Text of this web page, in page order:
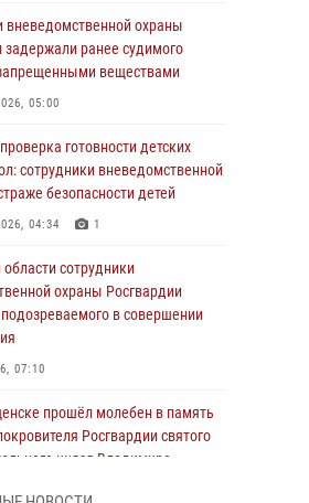
вневедомственной охраны
задержали ранее судимого
веществами
05:00
готовности детских
сотрудники вневедомственной
безопасности детей
04:34 1
сотрудники
охраны Росгвардии
в совершении
07:10
прошёл молебен в память
Росгвардии святого
князя Владимира